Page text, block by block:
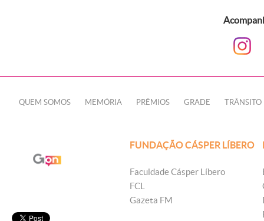
QUEM SOMOS MEMÓRIA PRÊMIOS GRADE TRÂNSITO
FUNDAÇÃO CÁSPER LÍBERO
Faculdade Cásper Líbero
FCL
Gazeta FM